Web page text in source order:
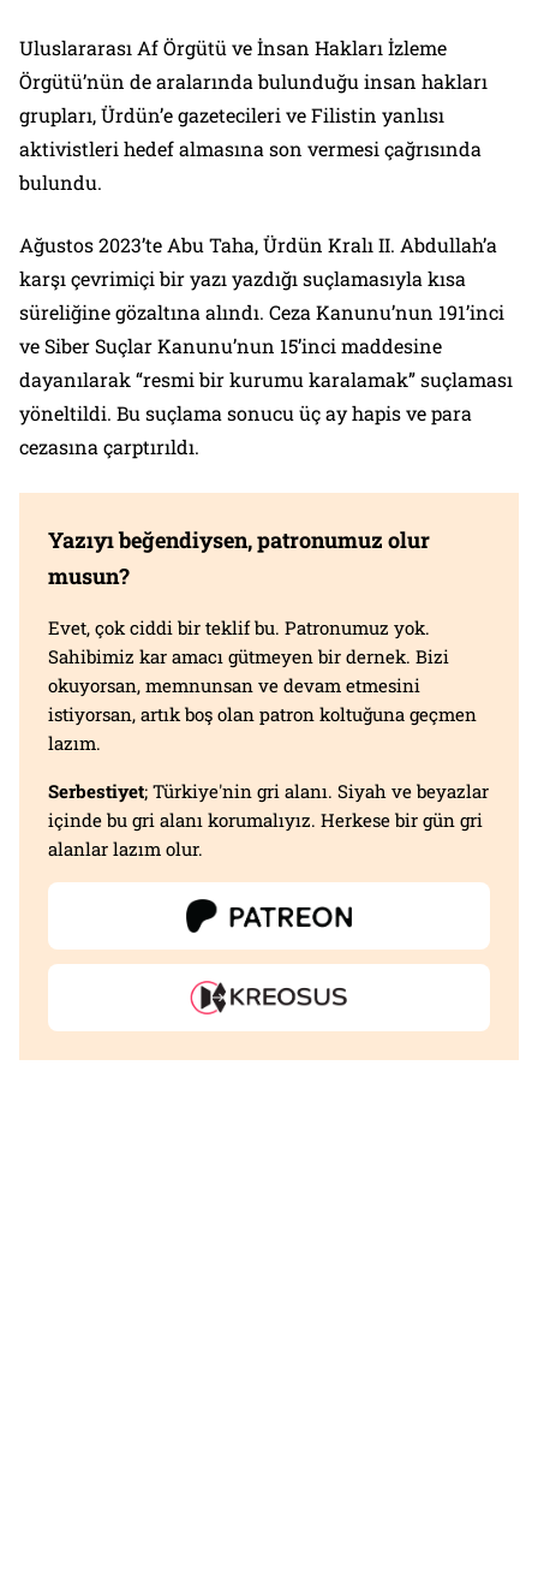
Uluslararası Af Örgütü ve İnsan Hakları İzleme
Örgütü’nün de aralarında bulunduğu insan hakları
grupları, Ürdün’e gazetecileri ve Filistin yanlısı
aktivistleri hedef almasına son vermesi çağrısında
bulundu.
Ağustos 2023’te Abu Taha, Ürdün Kralı II. Abdullah’a
karşı çevrimiçi bir yazı yazdığı suçlamasıyla kısa
süreliğine gözaltına alındı. Ceza Kanunu’nun 191’inci
ve Siber Suçlar Kanunu’nun 15’inci maddesine
dayanılarak “resmi bir kurumu karalamak” suçlaması
yöneltildi. Bu suçlama sonucu üç ay hapis ve para
cezasına çarptırıldı.
Yazıyı beğendiysen, patronumuz olur
musun?
Evet, çok ciddi bir teklif bu. Patronumuz yok.
Sahibimiz kar amacı gütmeyen bir dernek. Bizi
okuyorsan, memnunsan ve devam etmesini
istiyorsan, artık boş olan patron koltuğuna geçmen
lazım.
Serbestiyet; Türkiye'nin gri alanı. Siyah ve beyazlar
içinde bu gri alanı korumalıyız. Herkese bir gün gri
alanlar lazım olur.